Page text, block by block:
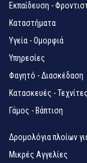
Εκπαίδευση -
Καταστήματα
Υγεία - Ομορφιά
Υπηρεσίες
Φαγητό - Διασκέδαση
Κατασκευές - Τεχνίτες
Γάμος - Βάπτιση
Δρομολόγια πλοίων
Μικρές Αγγελίες